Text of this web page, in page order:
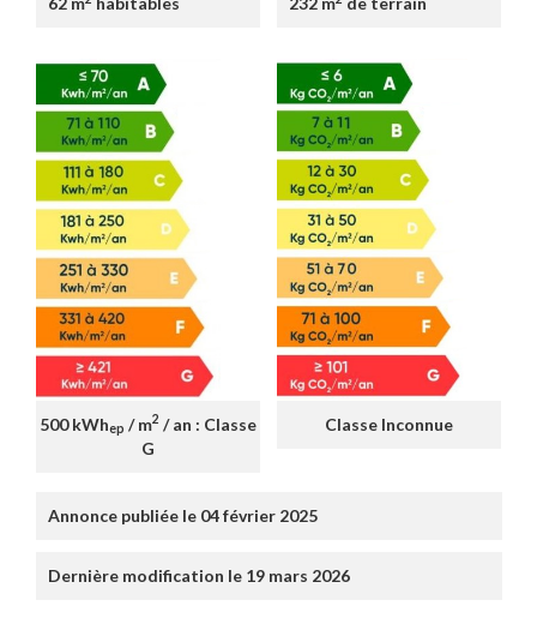
500 kWhep / m2 / an : Classe
G
Classe Inconnue
Annonce publiée le 04 février 2025
Dernière modification le 19 mars 2026